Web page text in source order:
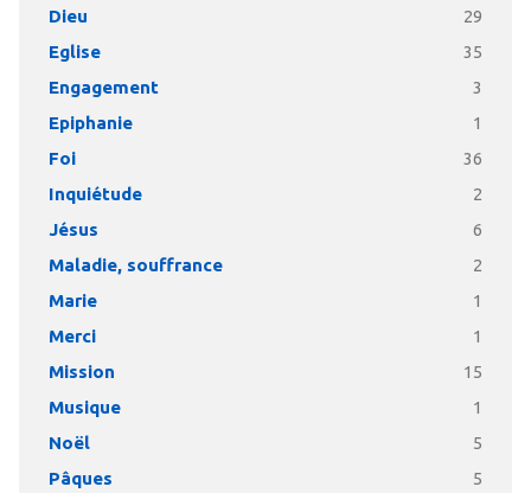
Dieu 29
Eglise 35
Engagement 3
Epiphanie 1
Foi 36
Inquiétude 2
Jésus 6
Maladie, souffrance 2
Marie 1
Merci 1
Mission 15
Musique 1
Noël 5
Pâques 5